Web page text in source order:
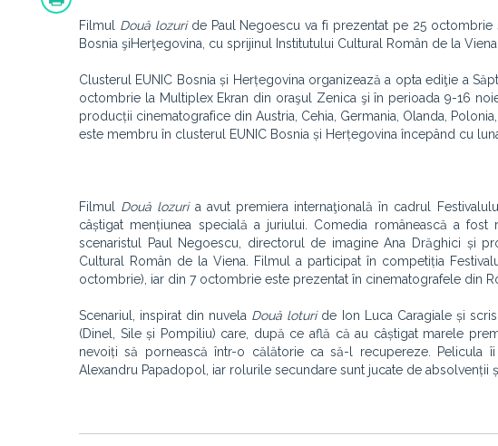
Filmul Două lozuride Paul Negoescu va fi prezentat pe 25 octombrie
Bosnia şiHerţegovina , cu sprijinul Institutului Cultural Român de la Viena.
Clusterul EUNIC Bosnia și Herțegovina organizează a opta ediţie a
octombrie la Multiplex Ekran din oraşul Zenica şi în perioada 9-16
producții cinematografice din Austria, Cehia, Germania, Olanda,
este membru în clusterul EUNIC Bosnia și Herțegovina începând cu
Filmul Două lozuria avut premiera internaţională în cadrul
câștigat mențiunea specială a juriului. Comedia românească a
scenaristul Paul Negoescu, directorul de imagine Ana Drăghici și
Cultural Român de la Viena. Filmul a participat în competiția
octombrie), iar din 7 octombrie este prezentat în cinematografele din
Scenariul, inspirat din nuvela Două loturide Ion Luca Caragiale și
(Dinel, Sile și Pompiliu) care, după ce află că au câștigat marele
nevoiți să pornească într-o călătorie ca să-l recupereze. Pelicula
Alexandru Papadopol, iar rolurile secundare sunt jucate de absolvenții